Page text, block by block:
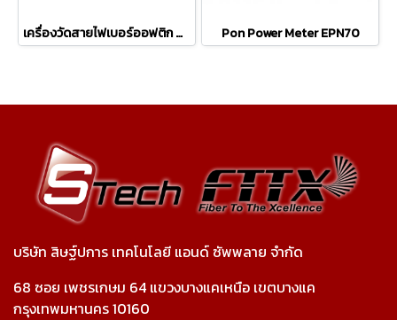
เครื่องวัดสายไฟเบอร์ออฟติก OTDR ยี่ห้อ TriBrer รุ่น TB700 Pon Power Meter EPN70
บริษัท สิษฐ์ปการ เทคโนโลยี แอนด์ ซัพพลาย จำกัด
68 ซอย เพชรเกษม 64 แขวงบางแคเหนือ เขตบางแค
กรุงเทพมหานคร 10160